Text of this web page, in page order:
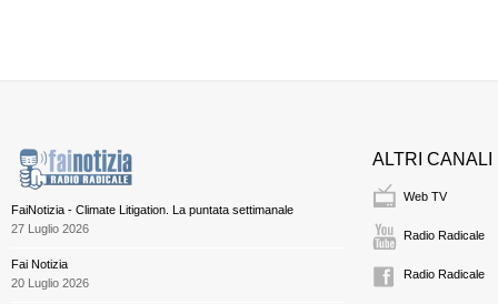
FaiNotizia - Climate Litigation. La puntata settimanale
27 Luglio 2026
Fai Notizia
20 Luglio 2026
ALTRI CANALI
Web TV
Radio Radicale
Radio Radicale